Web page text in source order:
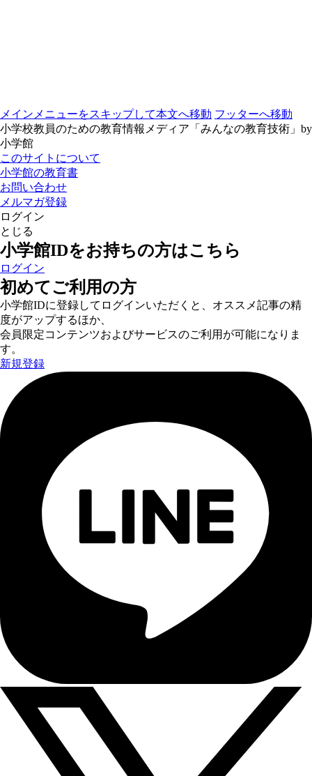
メインメニューをスキップして本文へ移動 フッターへ移動
小学校教員のための教育情報メディア「みんなの教育技術」by
小学館
このサイトについて
小学館の教育書
お問い合わせ
メルマガ登録
ログイン
とじる
小学館IDをお持ちの方はこちら
ログイン
初めてご利用の方
小学館IDに登録してログインいただくと、オススメ記事の精
度がアップするほか、
会員限定コンテンツおよびサービスのご利用が可能になりま
す。
新規登録